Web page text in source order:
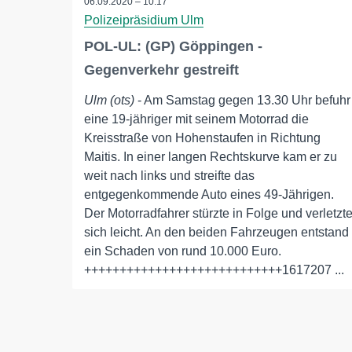
Polizeipräsidium Ulm
POL-UL: (GP) Göppingen -
Gegenverkehr gestreift
Ulm (ots) - Am Samstag gegen 13.30 Uhr befuhr
eine 19-jähriger mit seinem Motorrad die
Kreisstraße von Hohenstaufen in Richtung
Maitis. In einer langen Rechtskurve kam er zu
weit nach links und streifte das
entgegenkommende Auto eines 49-Jährigen.
Der Motorradfahrer stürzte in Folge und verletzte
sich leicht. An den beiden Fahrzeugen entstand
ein Schaden von rund 10.000 Euro.
++++++++++++++++++++++++++++1617207 ...